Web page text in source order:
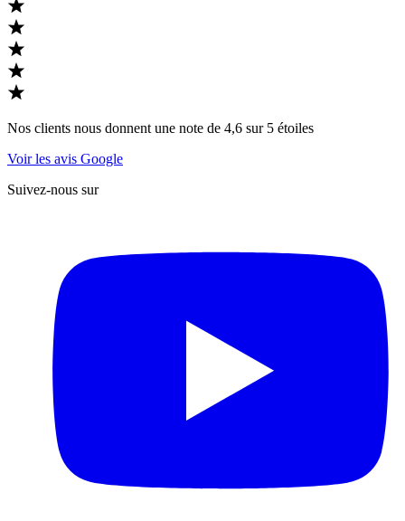
Nos clients nous donnent une note de 4,6 sur 5 étoiles
Voir les avis Google
Suivez-nous sur